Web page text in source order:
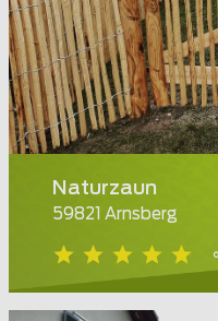
Naturzaun
59821 Arnsberg